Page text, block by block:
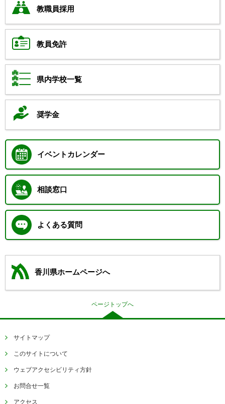
教職員採用
教員免許
県内学校一覧
奨学金
イベントカレンダー
相談窓口
よくある質問
香川県ホームページへ
ページトップへ
サイトマップ
このサイトについて
ウェブアクセシビリティ方針
お問合せ一覧
アクセス